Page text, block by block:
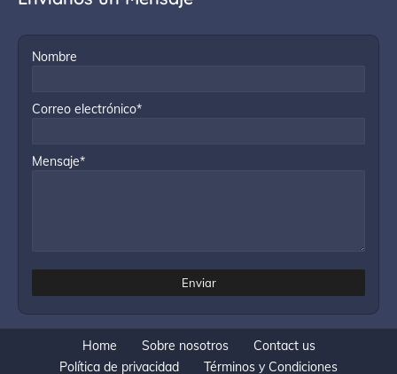
Nombre
Correo electrónico*
Mensaje*
Home Sobre nosotros
Contact us
Política de privacidad
Términos y Condiciones